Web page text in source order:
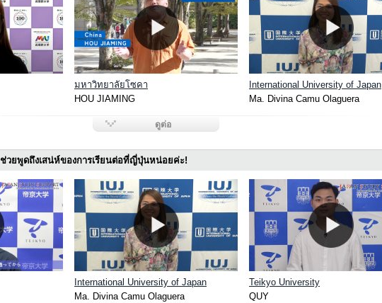
มหาวิทยาลัยโซคา
HOU JIAMING
International University of Japan
Ma. Divina Camu Olaguera
ดูต่อ
ช่วยพูดถึงเสน่ห์ของการเรียนต่อที่ญี่ปุ่นหน่อยค่ะ!
International University of Japan
Ma. Divina Camu Olaguera
Teikyo University
QUY